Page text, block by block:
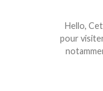
Hello,
pour